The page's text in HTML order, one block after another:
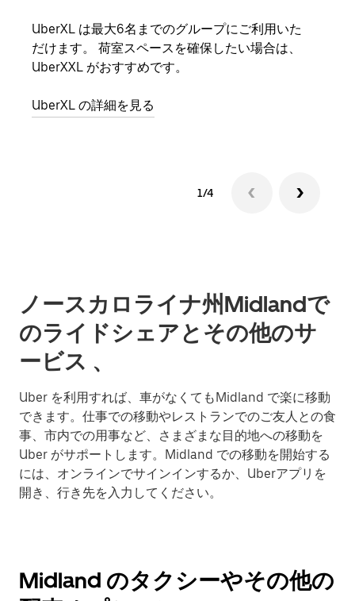
UberXL は最大6名までのグループにご利用いた
だけます。 荷室スペースを確保したい場合は、
UberXXL がおすすめです。
UberXL の詳細を見る
1/4
ノースカロライナ州Midlandで
のライドシェアとその他のサ
ービス 、
Uber を利用すれば、車がなくてもMidland で楽に移動
できます。仕事での移動やレストランでのご友人との食
事、市内での用事など、さまざまな目的地への移動を
Uber がサポートします。Midland での移動を開始する
には、オンラインでサインインするか、Uberアプリを
開き、行き先を入力してください。
Midland のタクシーやその他の